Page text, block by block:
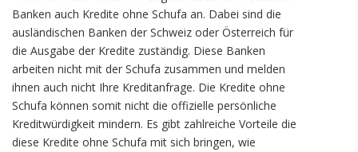
Banken auch Kredite ohne Schufa an. Dabei sind die
ausländischen Banken der Schweiz oder Österreich für
die Ausgabe der Kredite zuständig. Diese Banken
arbeiten nicht mit der Schufa zusammen und melden
ihnen auch nicht Ihre Kreditanfrage. Die Kredite ohne
Schufa können somit nicht die offizielle persönliche
Kreditwürdigkeit mindern. Es gibt zahlreiche Vorteile die
diese Kredite ohne Schufa mit sich bringen, wie